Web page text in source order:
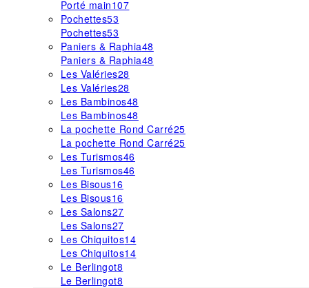
Porté main107
Pochettes53
Pochettes53
Paniers & Raphia48
Paniers & Raphia48
Les Valéries28
Les Valéries28
Les Bambinos48
Les Bambinos48
La pochette Rond Carré25
La pochette Rond Carré25
Les Turismos46
Les Turismos46
Les Bisous16
Les Bisous16
Les Salons27
Les Salons27
Les Chiquitos14
Les Chiquitos14
Le Berlingot8
Le Berlingot8